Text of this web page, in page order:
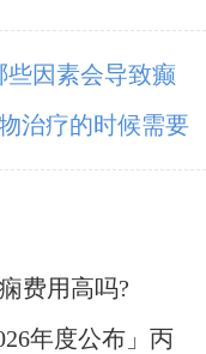
些因素会导致癫
治疗的时候需要
费用高吗?
年度公布」丙